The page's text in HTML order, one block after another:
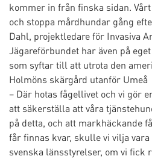
kommer in från finska sidan.
och stoppa mårdhundar gång
Dahl, projektledare för Invasiva
Jägareförbundet har även på
som syftar till att utrota den
Holmöns skärgård utanför Umeå
– Där hotas fågellivet och vi gör
att säkerställa att våra
på detta, och att markhäckande
får finnas kvar, skulle vi vilja
svenska länsstyrelser, om vi fick